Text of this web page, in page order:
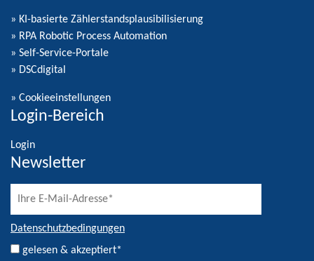
» KI-basierte Zählerstandsplausibilisierung
» RPA Robotic Process Automation
» Self-Service-Portale
» DSCdigital
» Cookieeinstellungen
Login-Bereich
Login
Newsletter
Datenschutzbedingungen
gelesen & akzeptiert*